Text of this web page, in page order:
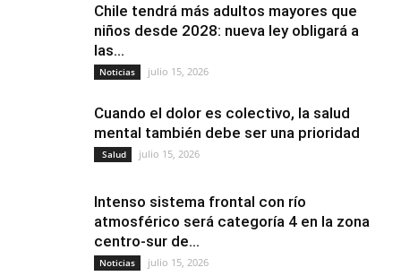
Chile tendrá más adultos mayores que
niños desde 2028: nueva ley obligará a
las...
Noticias julio 15, 2026
Cuando el dolor es colectivo, la salud
mental también debe ser una prioridad
Salud julio 15, 2026
Intenso sistema frontal con río
atmosférico será categoría 4 en la zona
centro-sur de...
Noticias julio 15, 2026